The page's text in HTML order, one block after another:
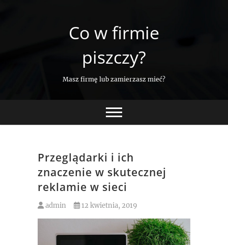
Co w firmie
piszczy?
Masz firmę lub zamierzasz mieć?
Przeglądarki i ich
znaczenie w skutecznej
reklamie w sieci
admin 12 kwietnia, 2019